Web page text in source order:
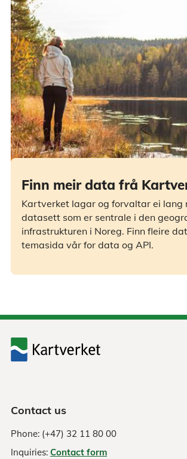
Finn meir data frå
Kartverket lagar og forvaltar ei lang
datasett som er sentrale i den
infrastrukturen i Noreg. Finn fleire
temasida vår for data og API.
Contact us
Phone: (+47) 32 11 80 00
Inquiries: Contact form